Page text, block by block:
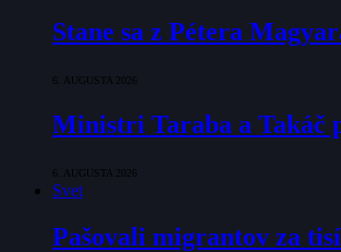
Stane sa z Pétera
6. AUGUSTA 2026
Ministri Taraba a Takáč
6. AUGUSTA 2026
Svet
Pašovali migrantov za